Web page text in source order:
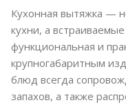
Кухонная вытяжка —
кухни, а
функциональная и
крупногабаритным
блюд всегда
запахов, а также